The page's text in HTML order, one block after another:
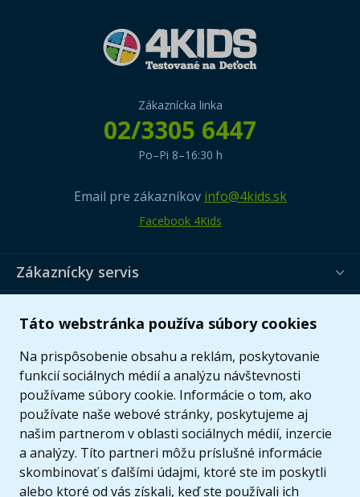
Táto webstránka používa súbory cookies
Na prispôsobenie obsahu a reklám, poskytovanie
funkcií sociálnych médií a analýzu návštevnosti
používame súbory cookie. Informácie o tom, ako
používate naše webové stránky, poskytujeme aj
našim partnerom v oblasti sociálnych médií, inzercie
a analýzy. Títo partneri môžu príslušné informácie
skombinovať s ďalšími údajmi, ktoré ste im poskytli
alebo ktoré od vás získali, keď ste používali ich
Zákaznícka linka
02/3305 6447
Po–Pi 8–16:30 h
Email pre zákazníkov info@4kids.sk
Facebook 4Kids
Zákaznícky servis